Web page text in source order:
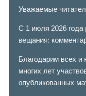
Уважаемые
С 1 июля 2026 года
вещания:
Благодарим всех и
многих лет
опубликованных